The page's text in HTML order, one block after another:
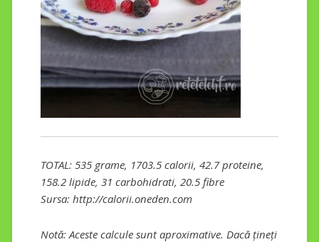
TOTAL: 535 grame, 1703.5 calorii, 42.7 proteine,
158.2 lipide, 31 carbohidrati, 20.5 fibre
Sursa: http://calorii.oneden.com
Notă: Aceste calcule sunt aproximative. Dacă țineți